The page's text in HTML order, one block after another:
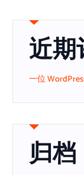
近
一位
归档